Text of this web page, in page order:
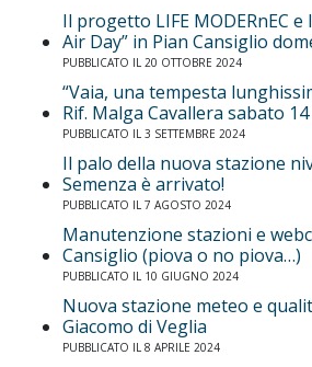
Il progetto LIFE MODERnEC e
Air Day” in Pian Cansiglio
PUBBLICATO IL 20 OTTOBRE 2024
“Vaia, una tempesta
Rif. Malga Cavallera sabato
PUBBLICATO IL 3 SETTEMBRE 2024
Il palo della nuova stazione
Semenza è arrivato!
PUBBLICATO IL 7 AGOSTO 2024
Manutenzione stazioni e
Cansiglio (piova o no piova…)
PUBBLICATO IL 10 GIUGNO 2024
Nuova stazione meteo e
Giacomo di Veglia
PUBBLICATO IL 8 APRILE 2024